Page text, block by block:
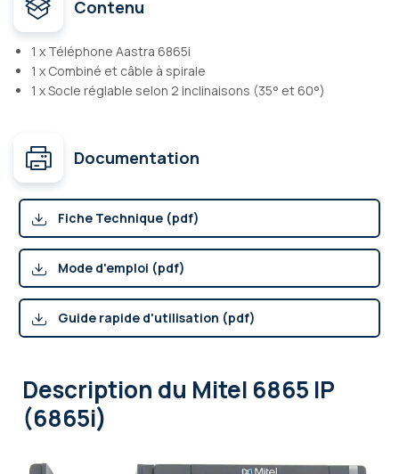
Contenu
1 x Téléphone Aastra 6865i
1 x Combiné et câble à spirale
1 x Socle réglable selon 2 inclinaisons (35° et 60°)
Documentation
Fiche Technique (pdf)
Mode d'emploi (pdf)
Guide rapide d'utilisation (pdf)
Description du Mitel 6865 IP
(6865i)